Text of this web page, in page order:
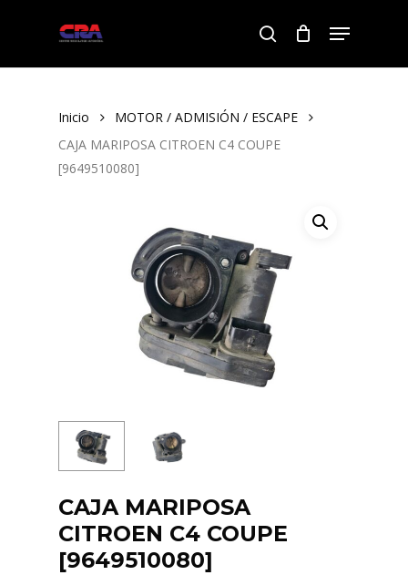
search
Menu
Inicio
MOTOR / ADMISIÓN / ESCAPE
CAJA MARIPOSA CITROEN C4 COUPE
[9649510080]
CAJA MARIPOSA
CITROEN C4 COUPE
[9649510080]